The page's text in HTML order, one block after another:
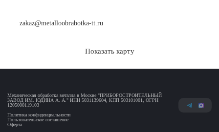
zakaz@metalloobrabotka-tt.ru
Показать карту
Механическая обработка металла в Москве "ПРИБОРОСТРОИТЕЛЬНЫЙ
ЗАВОД ИМ. ЮДИНА А. А." ИНН 5031139604, КПП 503101001, ОГРН
1205000119103
Политика конфиденциальности
Пользовательское соглашение
Оферта